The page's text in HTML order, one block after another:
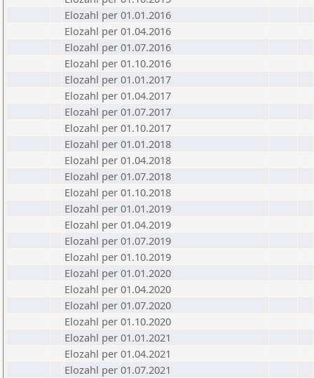
Elozahl per 01.01.2016
Elozahl per 01.04.2016
Elozahl per 01.07.2016
Elozahl per 01.10.2016
Elozahl per 01.01.2017
Elozahl per 01.04.2017
Elozahl per 01.07.2017
Elozahl per 01.10.2017
Elozahl per 01.01.2018
Elozahl per 01.04.2018
Elozahl per 01.07.2018
Elozahl per 01.10.2018
Elozahl per 01.01.2019
Elozahl per 01.04.2019
Elozahl per 01.07.2019
Elozahl per 01.10.2019
Elozahl per 01.01.2020
Elozahl per 01.04.2020
Elozahl per 01.07.2020
Elozahl per 01.10.2020
Elozahl per 01.01.2021
Elozahl per 01.04.2021
Elozahl per 01.07.2021